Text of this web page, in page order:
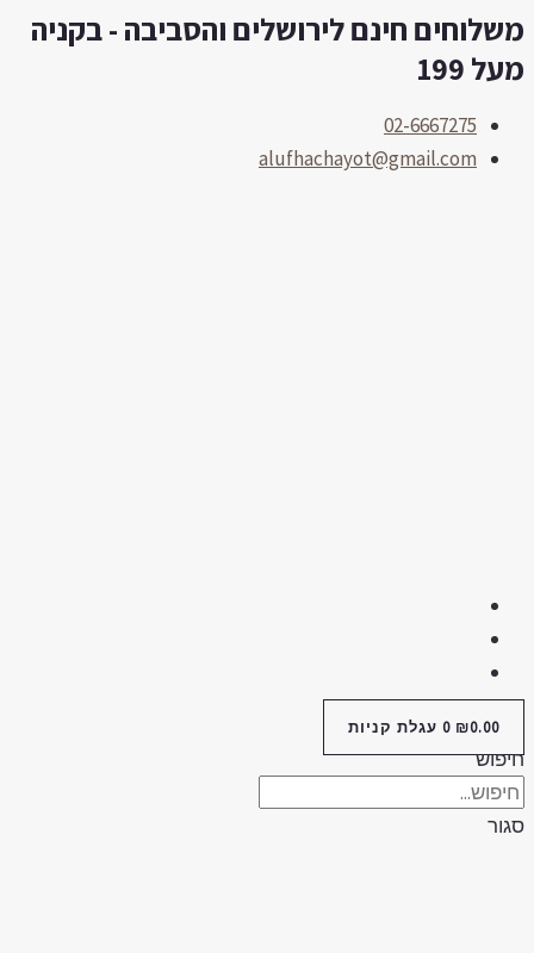
חינם לירושלים והסביבה - בקניה
199
02-6667275
alufhachayot@gmail.com
₪0.00
0 עגלת קניות